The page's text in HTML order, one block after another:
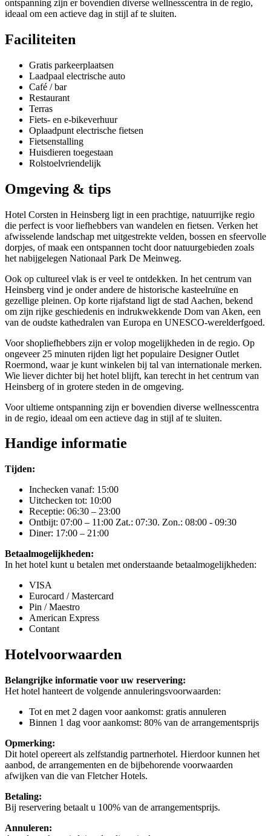
ontspanning zijn er bovendien diverse wellnesscentra in de regio,
ideaal om een actieve dag in stijl af te sluiten.
Faciliteiten
Gratis parkeerplaatsen
Laadpaal electrische auto
Café / bar
Restaurant
Terras
Fiets- en e-bikeverhuur
Oplaadpunt electrische fietsen
Fietsenstalling
Huisdieren toegestaan
Rolstoelvriendelijk
Omgeving & tips
Hotel Corsten in Heinsberg ligt in een prachtige, natuurrijke regio
die perfect is voor liefhebbers van wandelen en fietsen. Verken het
afwisselende landschap met uitgestrekte velden, bossen en sfeervolle
dorpjes, of maak een ontspannen tocht door natuurgebieden zoals
het nabijgelegen Nationaal Park De Meinweg.
Ook op cultureel vlak is er veel te ontdekken. In het centrum van
Heinsberg vind je onder andere de historische kasteelruïne en
gezellige pleinen. Op korte rijafstand ligt de stad Aachen, bekend
om zijn rijke geschiedenis en indrukwekkende Dom van Aken, een
van de oudste kathedralen van Europa en UNESCO-werelderfgoed.
Voor shopliefhebbers zijn er volop mogelijkheden in de regio. Op
ongeveer 25 minuten rijden ligt het populaire Designer Outlet
Roermond, waar je kunt winkelen bij tal van internationale merken.
Wie liever dichter bij het hotel blijft, kan terecht in het centrum van
Heinsberg of in grotere steden in de omgeving.
Voor ultieme ontspanning zijn er bovendien diverse wellnesscentra
in de regio, ideaal om een actieve dag in stijl af te sluiten.
Handige informatie
Tijden:
Inchecken vanaf: 15:00
Uitchecken tot: 10:00
Receptie: 06:30 – 23:00
Ontbijt: 07:00 – 11:00 Zat.: 07:30. Zon.: 08:00 - 09:30
Diner: 17:00 – 21:00
Betaalmogelijkheden:
In het hotel kunt u betalen met onderstaande betaalmogelijkheden:
VISA
Eurocard / Mastercard
Pin / Maestro
American Express
Contant
Hotelvoorwaarden
Belangrijke informatie voor uw reservering:
Het hotel hanteert de volgende annuleringsvoorwaarden:
Tot en met 2 dagen voor aankomst: gratis annuleren
Binnen 1 dag voor aankomst: 80% van de arrangementsprijs
Opmerking:
Dit hotel opereert als zelfstandig partnerhotel. Hierdoor kunnen het
aanbod, de arrangementen en de bijbehorende voorwaarden
afwijken van die van Fletcher Hotels.
Betaling:
Bij reservering betaalt u 100% van de arrangementsprijs.
Annuleren: